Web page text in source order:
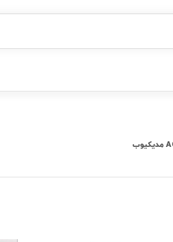
خرید قسطی با